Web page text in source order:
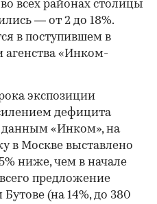
всех районах столицы
— от 2 до 18%.
в поступившем в
агенства «Инком-
экспозиции
дефицита
«Инком», на
в Москве выставлено
ниже, чем в начале
предложение
(на 14%, до 380